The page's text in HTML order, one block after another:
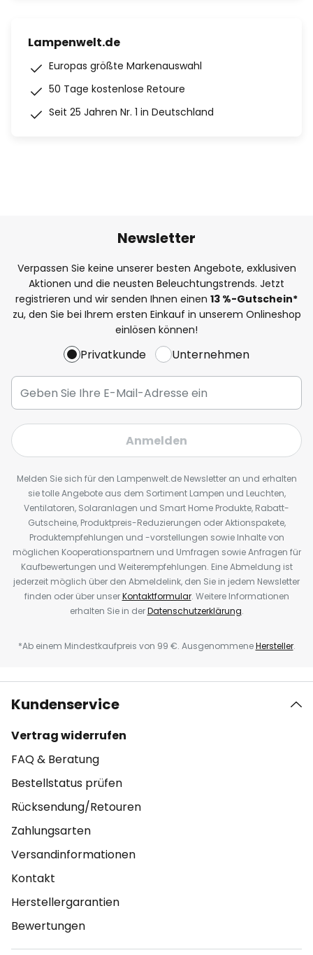
Lampenwelt.de
Europas größte Markenauswahl
50 Tage kostenlose Retoure
Seit 25 Jahren Nr. 1 in Deutschland
Newsletter
Verpassen Sie keine unserer besten Angebote, exklusiven
Aktionen und die neusten Beleuchtungstrends. Jetzt
registrieren und wir senden Ihnen einen 13 %-Gutschein*
zu, den Sie bei Ihrem ersten Einkauf in unserem Onlineshop
einlösen können!
Privatkunde Unternehmen
Anmelden
Melden Sie sich für den Lampenwelt.de Newsletter an und erhalten
sie tolle Angebote aus dem Sortiment Lampen und Leuchten,
Ventilatoren, Solaranlagen und Smart Home Produkte, Rabatt-
Gutscheine, Produktpreis-Reduzierungen oder Aktionspakete,
Produktempfehlungen und -vorstellungen sowie Inhalte von
möglichen Kooperationspartnern und Umfragen sowie Anfragen für
Kaufbewertungen und Weiterempfehlungen. Eine Abmeldung ist
jederzeit möglich über den Abmeldelink, den Sie in jedem Newsletter
finden oder über unserKontaktformular. Weitere Informationen
erhalten Sie in derDatenschutzerklärung.
*Ab einem Mindestkaufpreis von 99 €. AusgenommeneHersteller.
Kundenservice
Vertrag widerrufen
FAQ & Beratung
Bestellstatus prüfen
Rücksendung/Retouren
Zahlungsarten
Versandinformationen
Kontakt
Herstellergarantien
Bewertungen